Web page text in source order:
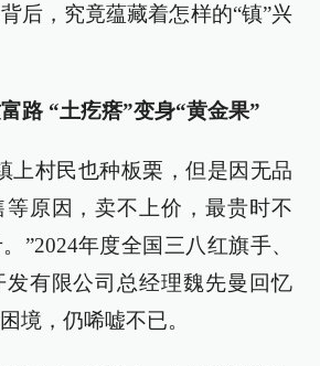
后，究竟蕴藏着怎样的“镇”兴
路 “土疙瘩”变身“黄金果”
上村民也种板栗，但是因无品
原因，卖不上价，最贵时不
”2024年度全国三八红旗手、
有限公司总经理魏先曼回忆
境，仍唏嘘不已。